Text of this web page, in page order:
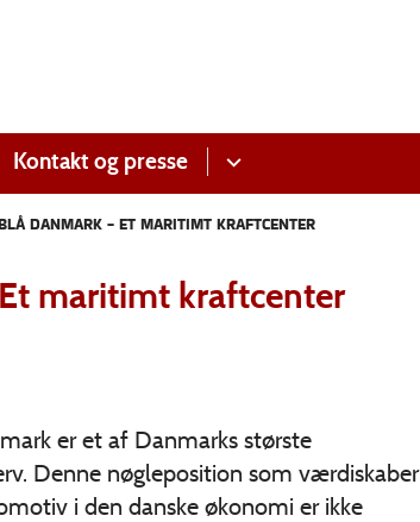
Kontakt og presse
DANMARK - ET MARITIMT KRAFTCENTER
maritimt kraftcenter
er et af Danmarks største
Denne nøgleposition som værdiskaber
i den danske økonomi er ikke